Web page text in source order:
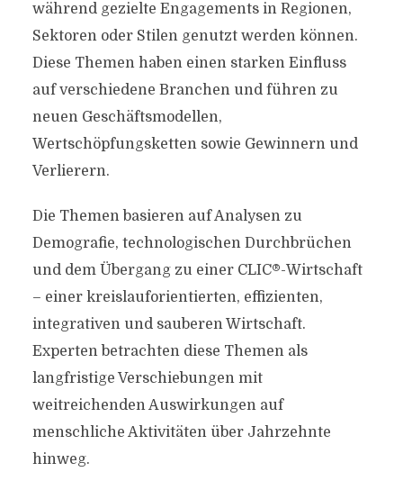
während gezielte Engagements in Regionen,
Sektoren oder Stilen genutzt werden können.
Diese Themen haben einen starken Einfluss
auf verschiedene Branchen und führen zu
neuen Geschäftsmodellen,
Wertschöpfungsketten sowie Gewinnern und
Verlierern.
Die Themen basieren auf Analysen zu
Demografie, technologischen Durchbrüchen
und dem Übergang zu einer CLIC®-Wirtschaft
– einer kreislauforientierten, effizienten,
integrativen und sauberen Wirtschaft.
Experten betrachten diese Themen als
langfristige Verschiebungen mit
weitreichenden Auswirkungen auf
menschliche Aktivitäten über Jahrzehnte
hinweg.